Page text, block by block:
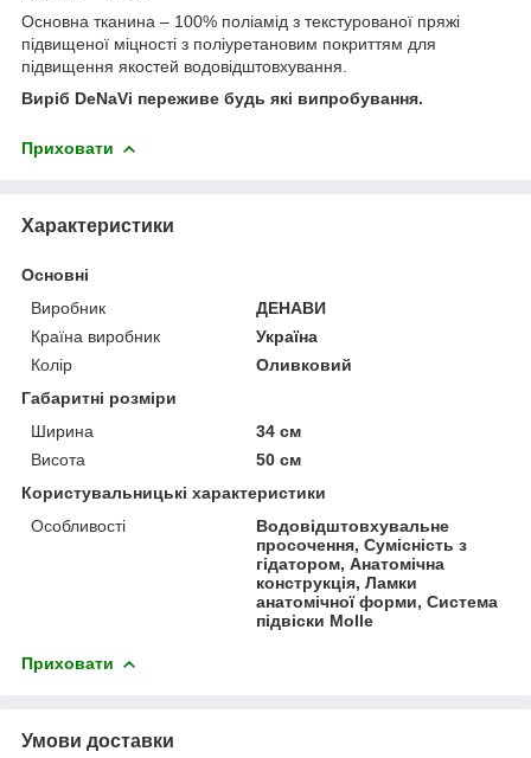
Основна тканина – 100% поліамід з текстурованої пряжі
підвищеної міцності з поліуретановим покриттям для
підвищення якостей водовідштовхування.
Виріб DeNaVi переживе будь які випробування.
Приховати
Характеристики
Основні
Виробник
ДЕНАВИ
Країна виробник
Україна
Колір
Оливковий
Габаритні розміри
Ширина
34 см
Висота
50 см
Користувальницькі характеристики
Особливості
Водовідштовхувальне
просочення, Сумісність з
гідатором, Анатомічна
конструкція, Ламки
анатомічної форми, Система
підвіски Molle
Приховати
Умови доставки